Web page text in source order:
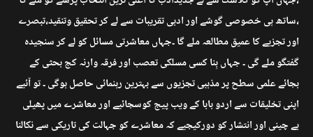
،ساتھ ہی خصوصی گوشے اور ادبی تقریبات سے لے کر تحقیق وتنقید،تبصرے
اور تجزیے کا عمیق مطالعہ ملے گا ۔جہاں معاشرتی مسائل کو لے کر سنجیدہ
گفتگو ملے گی ۔ جہاں بِنا کسی مسلکی تعصب اور فرقہ وارنہ کج بحثی کے
بجائے علمی سطح پر مذہبی تجزیوں سے بہترین رہنمائی حاصل ہوگی ۔ تو آئیے
اپنی تخلیقات سے اردو بابا کے ویب پیج کوسجائیے اور معاشرے میں پھیلی
بے چینی اور انتشار کو دورکیجیے کہ معاشرے کو جہالت کی تاریکی سے نکالنا